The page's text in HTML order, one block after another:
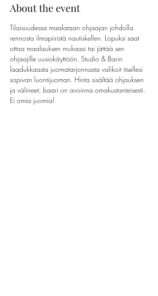
About the event
Tilaisuudessa maalataan ohjaajan johdolla
rennosta ilmapiiristä nautiskellen. Lopuksi saat
ottaa maalauksen mukaasi tai jättää sen
ohjaajille uusiokäyttöön. Studio & Barin
laadukkaasta juomatarjonnasta valikoit itsellesi
sopivan luontijuoman. Hinta sisältää ohjauksen
ja välineet, baari on avoinna omakustanteisesti.
Ei omia juomia!